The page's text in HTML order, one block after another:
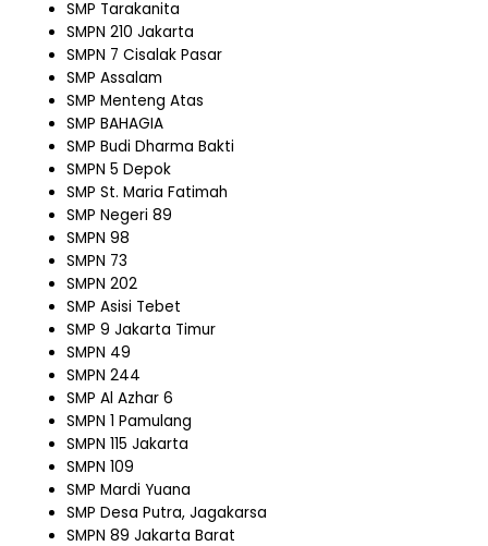
SMP Tarakanita
SMPN 210 Jakarta
SMPN 7 Cisalak Pasar
SMP Assalam
SMP Menteng Atas
SMP BAHAGIA
SMP Budi Dharma Bakti
SMPN 5 Depok
SMP St. Maria Fatimah
SMP Negeri 89
SMPN 98
SMPN 73
SMPN 202
SMP Asisi Tebet
SMP 9 Jakarta Timur
SMPN 49
SMPN 244
SMP Al Azhar 6
SMPN 1 Pamulang
SMPN 115 Jakarta
SMPN 109
SMP Mardi Yuana
SMP Desa Putra, Jagakarsa
SMPN 89 Jakarta Barat